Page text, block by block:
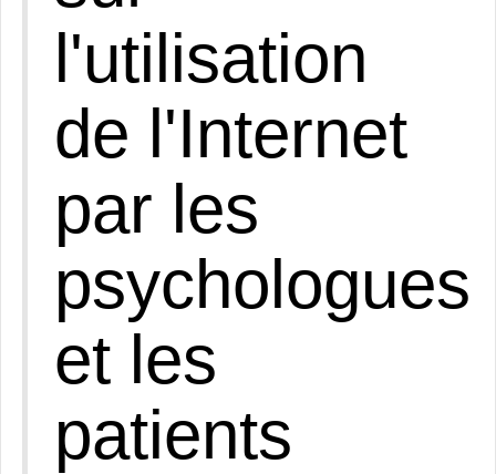
l'utilisation
de l'Internet
par les
psychologues
et les
patients